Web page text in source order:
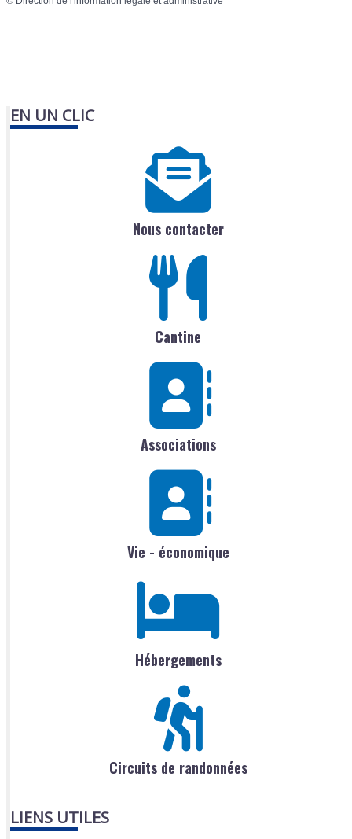
EN UN CLIC
Nous contacter
Cantine
Associations
Vie - économique
Hébergements
Circuits de randonnées
LIENS UTILES